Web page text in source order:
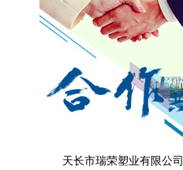
天长市瑞荣塑业有限公司